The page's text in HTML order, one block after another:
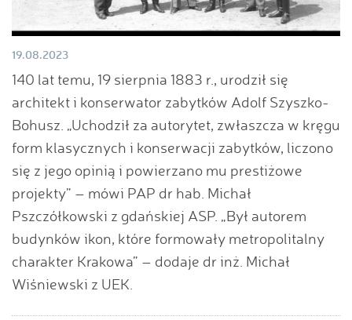
19.08.2023
140 lat temu, 19 sierpnia 1883 r., urodził się
architekt i konserwator zabytków Adolf Szyszko-
Bohusz. „Uchodził za autorytet, zwłaszcza w kręgu
form klasycznych i konserwacji zabytków, liczono
się z jego opinią i powierzano mu prestiżowe
projekty” – mówi PAP dr hab. Michał
Pszczółkowski z gdańskiej ASP. „Był autorem
budynków ikon, które formowały metropolitalny
charakter Krakowa” – dodaje dr inż. Michał
Wiśniewski z UEK.